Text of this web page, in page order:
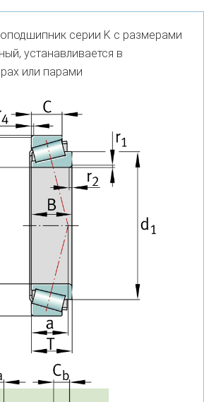
серии K с размерами
устанавливается в
или парами